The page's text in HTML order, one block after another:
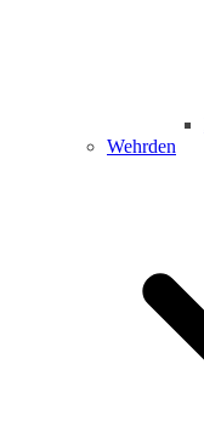
Wehrden